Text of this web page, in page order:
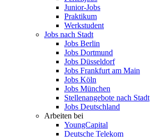
Junior-Jobs
Praktikum
Werkstudent
Jobs nach Stadt
Jobs Berlin
Jobs Dortmund
Jobs Düsseldorf
Jobs Frankfurt am Main
Jobs Köln
Jobs München
Stellenangebote nach Stadt
Jobs Deutschland
Arbeiten bei
YoungCapital
Deutsche Telekom